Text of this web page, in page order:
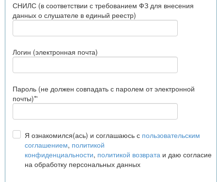
СНИЛС (в соответствии с требованием ФЗ для внесения
данных о слушателе в единый реестр)
Логин (электронная почта)
Пароль (не должен совпадать с паролем от электронной
почты)*'
Я ознакомился(ась) и соглашаюсь с пользовательским
соглашением, политикой
конфиденциальности, политикой возврата и даю согласие
на обработку персональных данных